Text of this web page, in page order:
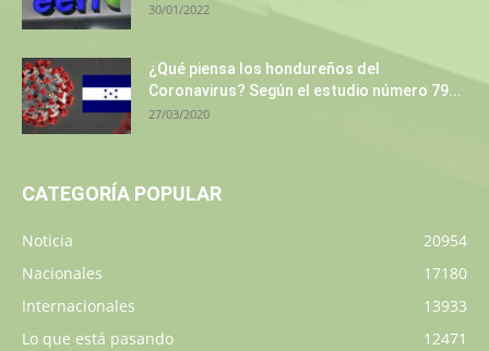
30/01/2022
¿Qué piensa los hondureños del
Coronavirus? Según el estudio número 79...
27/03/2020
CATEGORÍA POPULAR
Noticia
20954
Nacionales
17180
Internacionales
13933
Lo que está pasando
12471